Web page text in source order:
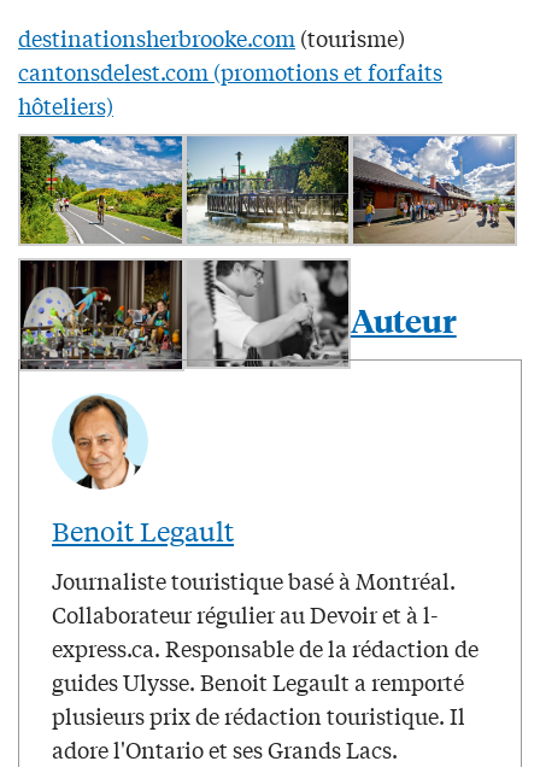
destinationsherbrooke.com(tourisme)
cantonsdelest.com(promotions et forfaits
hôteliers)
Auteur
Benoit Legault
Journaliste touristique basé à Montréal.
Collaborateur régulier au Devoir et à l-
express.ca. Responsable de la rédaction de
guides Ulysse. Benoit Legault a remporté
plusieurs prix de rédaction touristique. Il
adore l'Ontario et ses Grands Lacs.